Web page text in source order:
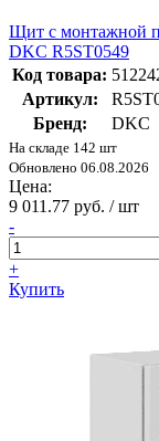
Щит с монтажной
DKC R5ST0549
Код товара:
Артикул:
Бренд:
DKC
На складе 142 шт
Обновлено 06.08.2026
Цена:
9 011.77 руб. / шт
-
+
Купить